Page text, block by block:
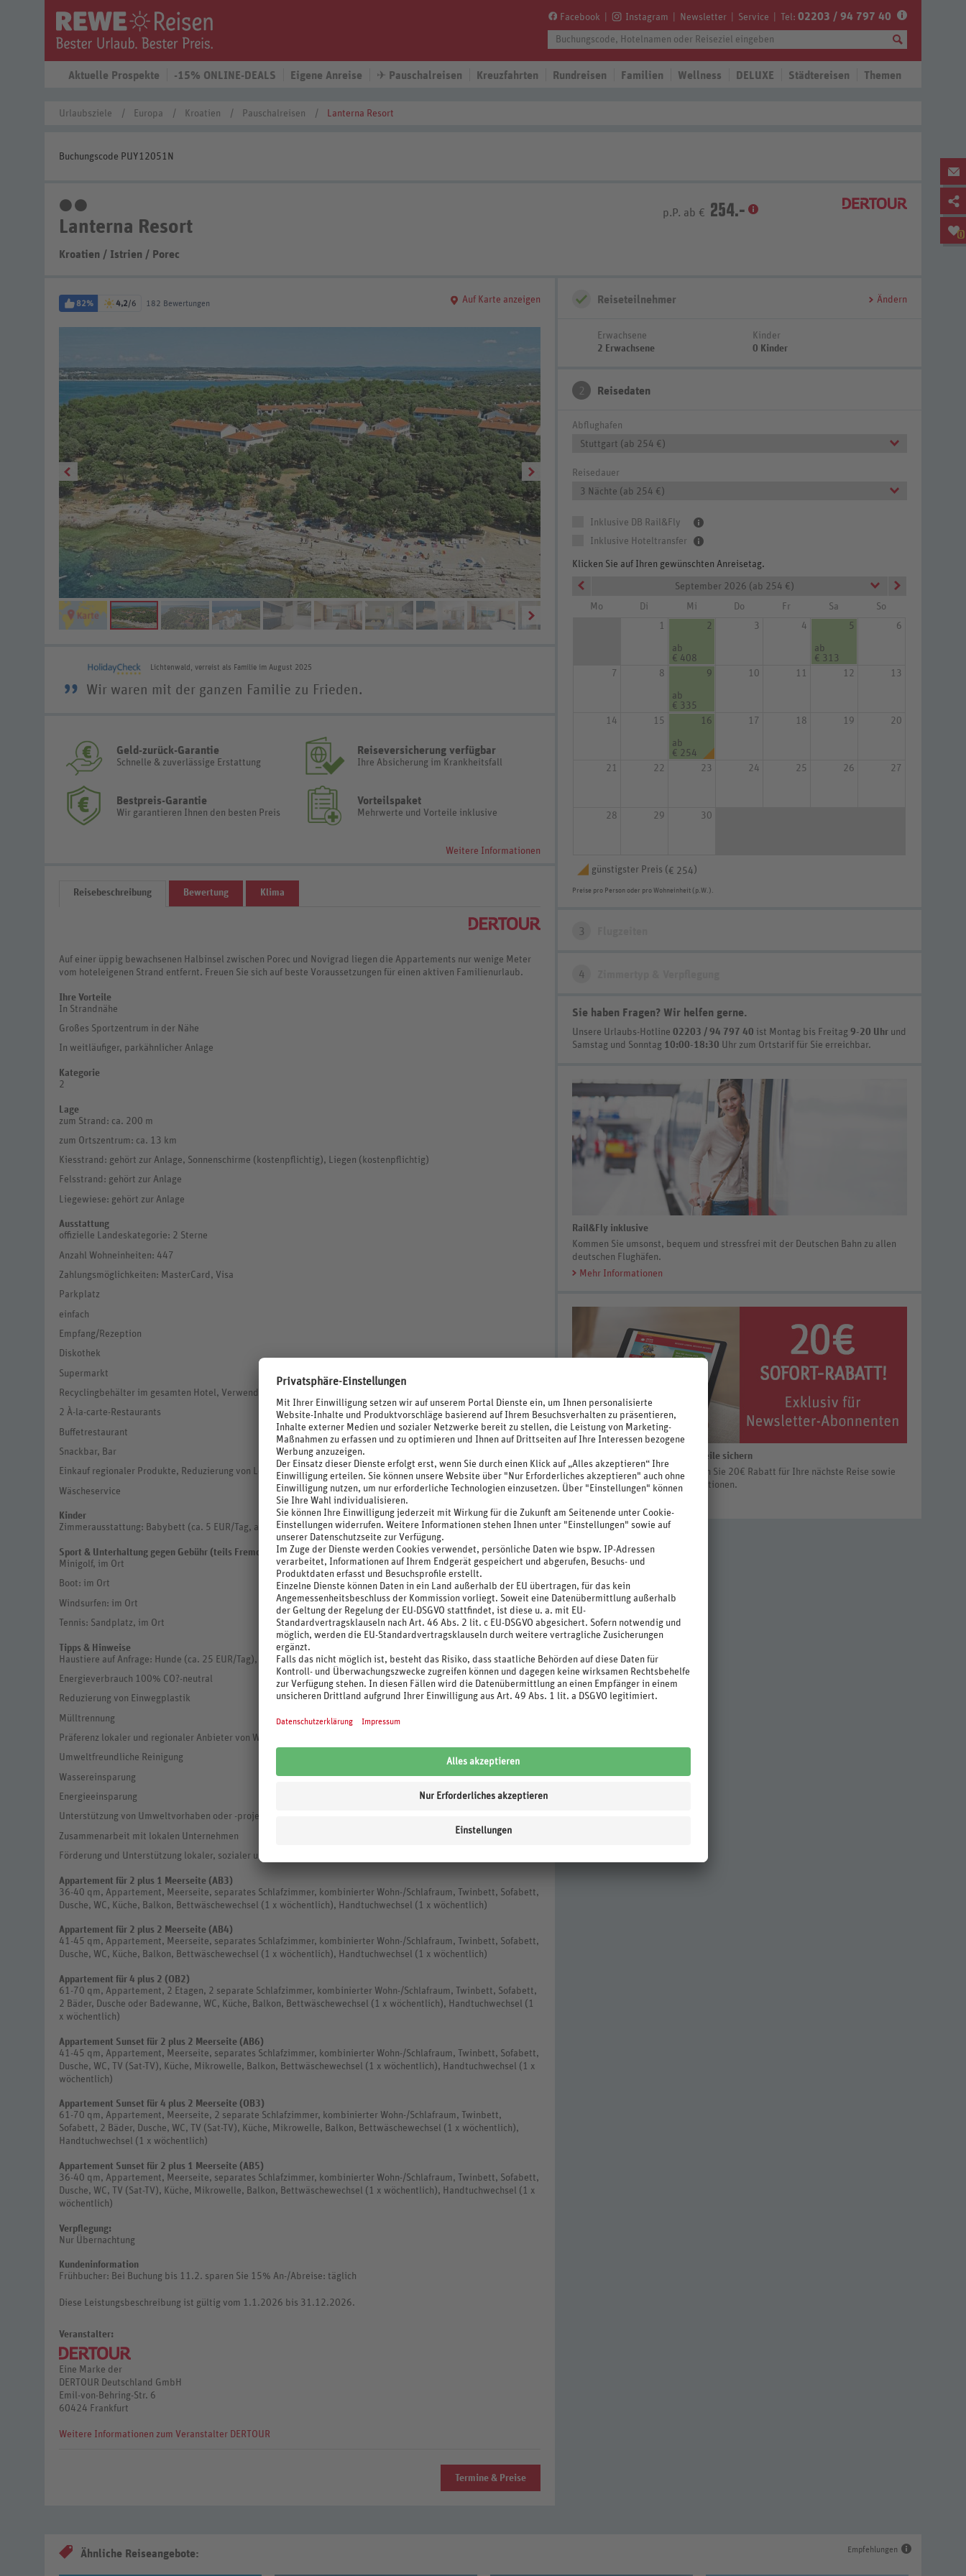
Facebook Instagram Newsletter Service Tel: 02203 / 94 797 40
Aktuelle Prospekte -15% ONLINE-DEALS Eigene Anreise ✈ Pauschalreisen Kreuzfahrten Rundreisen Familien Wellness DELUXE Städtereisen Themen
0
Urlaubsziele Europa Kroatien Pauschalreisen Lanterna Resort
Buchungscode PUY12051N
Lanterna Resort
Kroatien / Istrien / Porec
p.P. ab € 254.-
82% 4,2/6 182 Bewertungen Auf Karte anzeigen
Lichtenwald, verreist als Familie im August 2025
” Wir waren mit der ganzen Familie zu Frieden.
Geld-zurück-Garantie
Schnelle & zuverlässige Erstattung
Reiseversicherung verfügbar
Ihre Absicherung im Krankheitsfall
Bestpreis-Garantie
Wir garantieren Ihnen den besten Preis
Vorteilspaket
Mehrwerte und Vorteile inklusive
Weitere Informationen
Reisebeschreibung Bewertung Klima
Auf einer üppig bewachsenen Halbinsel zwischen Porec und Novigrad liegen die Appartements nur wenige Meter
vom hoteleigenen Strand entfernt. Freuen Sie sich auf beste Voraussetzungen für einen aktiven Familienurlaub.
Ihre Vorteile
In Strandnähe
Großes Sportzentrum in der Nähe
In weitläufiger, parkähnlicher Anlage
Kategorie
2
Lage
zum Strand: ca. 200 m
zum Ortszentrum: ca. 13 km
Kiesstrand: gehört zur Anlage, Sonnenschirme (kostenpflichtig), Liegen (kostenpflichtig)
Felsstrand: gehört zur Anlage
Liegewiese: gehört zur Anlage
Ausstattung
offizielle Landeskategorie: 2 Sterne
Anzahl Wohneinheiten: 447
Zahlungsmöglichkeiten: MasterCard, Visa
Parkplatz
einfach
Empfang/Rezeption
Diskothek
Supermarkt
Recyclingbehälter im gesamten Hotel, Verwendung regionaler Baustoffe, Photovoltaikanlage
2 À-la-carte-Restaurants
Buffetrestaurant
Snackbar, Bar
Einkauf regionaler Produkte, Reduzierung von Lebensmittelverschwendung
Wäscheservice
Kinder
Zimmerausstattung: Babybett (ca. 5 EUR/Tag, auf Anfrage), (ca. 5 CHF/Tag)
Sport & Unterhaltung gegen Gebühr (teils Fremdanbieter)
Minigolf, im Ort
Boot: im Ort
Windsurfen: im Ort
Tennis: Sandplatz, im Ort
Tipps & Hinweise
Haustiere auf Anfrage: Hunde (ca. 25 EUR/Tag), (ca. 25 CHF/Tag)
Energieverbrauch 100% CO?-neutral
Reduzierung von Einwegplastik
Mülltrennung
Präferenz lokaler und regionaler Anbieter von Waren und Dienstleistungen zur Reduzierung des Transports
Umweltfreundliche Reinigung
Wassereinsparung
Energieeinsparung
Unterstützung von Umweltvorhaben oder -projekten
Zusammenarbeit mit lokalen Unternehmen
Förderung und Unterstützung lokaler, sozialer und kultureller Projekte
Appartement für 2 plus 1 Meerseite (AB3)
36-40 qm, Appartement, Meerseite, separates Schlafzimmer, kombinierter Wohn-/Schlafraum, Twinbett, Sofabett,
Dusche, WC, Küche, Balkon, Bettwäschewechsel (1 x wöchentlich), Handtuchwechsel (1 x wöchentlich)
Appartement für 2 plus 2 Meerseite (AB4)
41-45 qm, Appartement, Meerseite, separates Schlafzimmer, kombinierter Wohn-/Schlafraum, Twinbett, Sofabett,
Dusche, WC, Küche, Balkon, Bettwäschewechsel (1 x wöchentlich), Handtuchwechsel (1 x wöchentlich)
Appartement für 4 plus 2 (OB2)
61-70 qm, Appartement, 2 Etagen, 2 separate Schlafzimmer, kombinierter Wohn-/Schlafraum, Twinbett, Sofabett,
2 Bäder, Dusche oder Badewanne, WC, Küche, Balkon, Bettwäschewechsel (1 x wöchentlich), Handtuchwechsel (1
x wöchentlich)
Appartement Sunset für 2 plus 2 Meerseite (AB6)
41-45 qm, Appartement, Meerseite, separates Schlafzimmer, kombinierter Wohn-/Schlafraum, Twinbett, Sofabett,
Dusche, WC, TV (Sat-TV), Küche, Mikrowelle, Balkon, Bettwäschewechsel (1 x wöchentlich), Handtuchwechsel (1 x
wöchentlich)
Appartement Sunset für 4 plus 2 Meerseite (OB3)
61-70 qm, Appartement, Meerseite, 2 separate Schlafzimmer, kombinierter Wohn-/Schlafraum, Twinbett,
Sofabett, 2 Bäder, Dusche, WC, TV (Sat-TV), Küche, Mikrowelle, Balkon, Bettwäschewechsel (1 x wöchentlich),
Handtuchwechsel (1 x wöchentlich)
Appartement Sunset für 2 plus 1 Meerseite (AB5)
36-40 qm, Appartement, Meerseite, separates Schlafzimmer, kombinierter Wohn-/Schlafraum, Twinbett, Sofabett,
Dusche, WC, TV (Sat-TV), Küche, Mikrowelle, Balkon, Bettwäschewechsel (1 x wöchentlich), Handtuchwechsel (1 x
wöchentlich)
Verpflegung:
Nur Übernachtung
Kundeninformation
Frühbucher: Bei Buchung bis 11.2. sparen Sie 15% An-/Abreise: täglich
Diese Leistungsbeschreibung ist gültig vom 1.1.2026 bis 31.12.2026.
Veranstalter:
Eine Marke der
DERTOUR Deutschland GmbH
Emil-von-Behring-Str. 6
60424 Frankfurt
Weitere Informationen zum Veranstalter DERTOUR
Termine & Preise
Reiseteilnehmer Ändern
Erwachsene
2 Erwachsene
Kinder
0 Kinder
2 Reisedaten
Abflughafen
Stuttgart (ab 254 €)
Reisedauer
3 Nächte (ab 254 €)
Inklusive DB Rail&Fly
Inklusive Hoteltransfer
Klicken Sie auf Ihren gewünschten Anreisetag.
September 2026 (ab 254 €)
Mo
Di Mi Do Fr Sa
So
1
2
ab
€ 408
3 4 5
ab
€ 313
6
7 8 9
ab
€ 335
10 11 12 13
14 15 16
ab
€ 254
17 18 19 20
21 22 23 24 25 26 27
28 29 30
günstigster Preis ( € 254 )
Preise pro Person oder pro Wohneinheit (p.W.).
3
4
Sie haben Fragen? Wir helfen gerne.
Unsere Urlaubs-Hotline 02203 / 94 797 40 ist Montag bis Freitag 9-20 Uhr und
Samstag und Sonntag 10:00-18:30 Uhr zum Ortstarif für Sie erreichbar.
Rail&Fly inklusive
Kommen Sie umsonst, bequem und stressfrei mit der Deutschen Bahn zu allen
deutschen Flughäfen.
Mehr Informationen
Newsletter abonnieren und Vorteile sichern
Mit unserem Newsletter erhalten Sie 20€ Rabatt für Ihre nächste Reise sowie
exklusive neue Angebote und Aktionen.
Empfehlungen
Ähnliche Reiseangebote: